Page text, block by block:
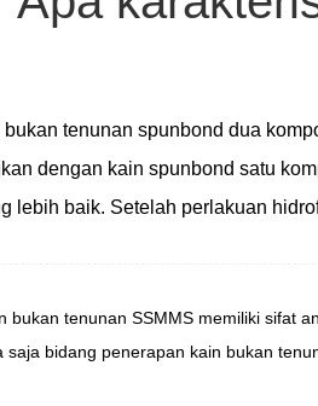
bukan tenunan spunbond dua
dengan kain spunbond satu
lebih baik. Setelah perlakuan
bukan tenunan SSMMS memiliki sifat
saja bidang penerapan kain bukan